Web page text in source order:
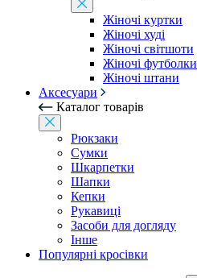
Жіночі куртки
Жіночі худі
Жіночі світшоти
Жіночі футболки
Жіночі штани
Аксесуари
Каталог товарів
Рюкзаки
Сумки
Шкарпетки
Шапки
Кепки
Рукавиці
Засоби для догляду
Інше
Популярні кросівки